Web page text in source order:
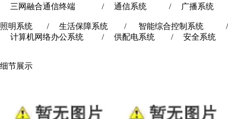
三网融合通信终端 / 通信系统 / 广播系统
照明系统 / 生活保障系统 / 智能综合控制系统 /
计算机网络办公系统 / 供配电系统 / 安全系统
细节展示